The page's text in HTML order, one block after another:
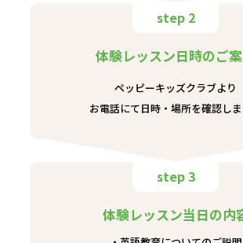
step 2
体験レッスン日時のご
ペッピーキッズクラブより
お電話にて日時・場所を確認しま
step 3
体験レッスン当日の内